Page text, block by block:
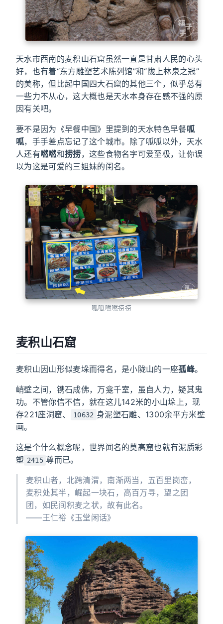
天水市西南的麦积山石窟虽然一直是甘肃人民的心头
好，也有着“东方雕塑艺术陈列馆”和“陇上林泉之冠”
的美称，但比起中国四大石窟的其他三个，似乎总有
一些力不从心，这大概也是天水本身存在感不强的原
因有关吧。
要不是因为《早餐中国》里提到的天水特色早餐呱
呱，手手差点忘记了这个城市。除了呱呱以外，天水
人还有嘫嘫和捞捞，这些食物名字可爱至极，让你误
以为这是可爱的三姐妹的闺名。
呱呱嘫嘫捞捞
麦积山石窟
麦积山因山形似麦垛而得名，是小陇山的一座孤峰。
峭壁之间，镌石成佛，万龛千室，虽自人力，疑其鬼
功。不管你信不信，就在这儿142米的小山垛上，现
存221座洞窟、
10632 身泥塑石雕、1300余平方米壁
画。
这是个什么概念呢，世界闻名的莫高窟也就有泥质彩
塑 2415 尊而已。
麦积山者，北跨清渭，南渐两当，五百里岗峦，
麦积处其半，崛起一块石，高百万寻，望之团
团，如民间积麦之状，故有此名。
——王仁裕《玉堂闲话》